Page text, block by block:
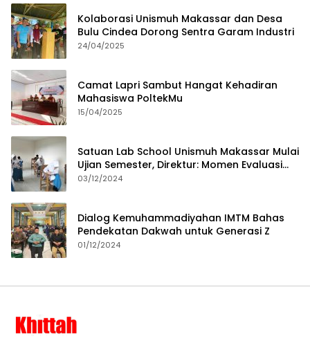
Kolaborasi Unismuh Makassar dan Desa
Bulu Cindea Dorong Sentra Garam Industri
24/04/2025
Camat Lapri Sambut Hangat Kehadiran
Mahasiswa PoltekMu
15/04/2025
Satuan Lab School Unismuh Makassar Mulai
Ujian Semester, Direktur: Momen Evaluasi
Proses Pembelajaran
03/12/2024
Dialog Kemuhammadiyahan IMTM Bahas
Pendekatan Dakwah untuk Generasi Z
01/12/2024